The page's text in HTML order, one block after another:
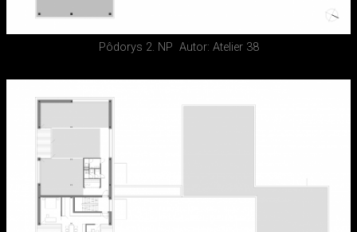
Pôdorys 2. NP Autor: Atelier 38